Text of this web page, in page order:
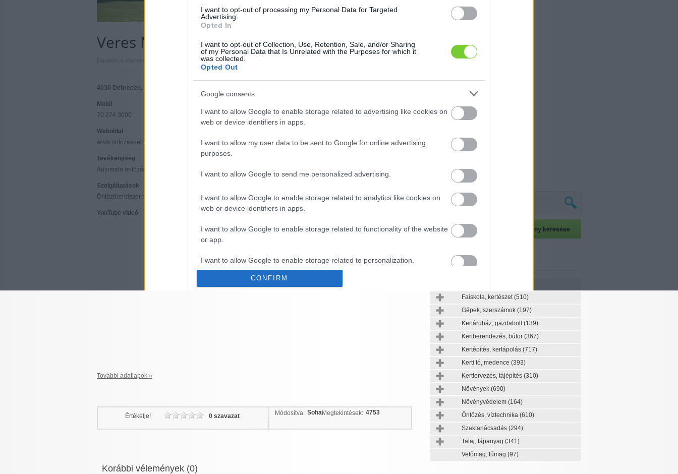
I want to opt-out of processing my Personal Data for Targeted
Advertising.
Opted In
I want to opt-out of Collection, Use, Retention, Sale, and/or Sharing
of my Personal Data that Is Unrelated with the Purposes for which it
was collected.
Opted Out
Google consents
I want to allow Google to enable storage related to advertising like cookies on
web or device identifiers in apps.
I want to allow my user data to be sent to Google for online advertising
purposes.
I want to allow Google to send me personalized advertising.
I want to allow Google to enable storage related to analytics like cookies on
web or device identifiers in apps.
I want to allow Google to enable storage related to functionality of the website
or app.
I want to allow Google to enable storage related to personalization.
authentication functionality and fraud prevention, and other user protection.
CONFIRM
Veres Mihály e.v.
Hibát jelentek
4030 Debrecen, Paprika u. 20. Hajdú-Bihar megye
Mobil
70 274 3000
e-mail küldése...
Weboldal
www.ontozesdebrecen.hu
Tevékenység
Automata öntözőrendszer, esővízgyűjtő, szikkasztó telepítés Debrecenben és környékén.
Szolgáltatások
Öntözőrendszer telepítés, javítás, felújítás Debrecenben.
YouTube videó
További adatlapok »
Értékelje! 0 szavazat Módosítva: SohaMegtekintések: 4753
Korábbi vélemények (0)
Kertészeti szaknévsor
Faiskola, kertészet(510)
Gépek, szerszámok (197)
Kertáruház, gazdabolt(139)
Kertberendezés, bútor (367)
Kertépítés, kertápolás (717)
Kerti tó, medence (393)
Kerttervezés, tájépítés (310)
Növények (690)
Növényvédelem (164)
Öntözés, víztechnika (610)
Szaktanácsadás (294)
Talaj, tápanyag (341)
Vetőmag, fűmag (97)